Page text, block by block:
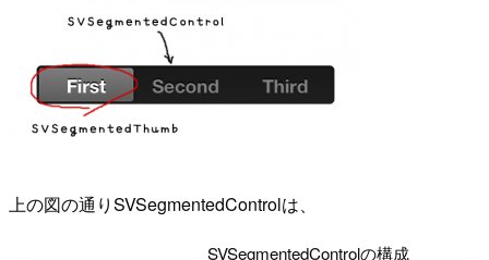
上の図の通りSVSegmentedControlは、
SVSegmentedControlの構成